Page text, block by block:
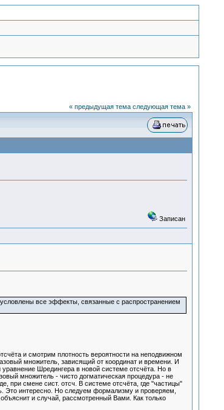
« предыдущая тема следующая тема »
Записан
все эффекты, связанные с распространением
и смотрим плотность вероятности на неподвижном
множитель, зависящий от координат и времени. И
уравнение Шредингера в новой системе отсчёта. Но в
множитель - чисто догматическая процедура - не
при смене сист. отсч. В системе отсчёта, где "частицы"
Это интересно. Но следуем формализму и проверяем,
и случай, рассмотренный Вами. Как только